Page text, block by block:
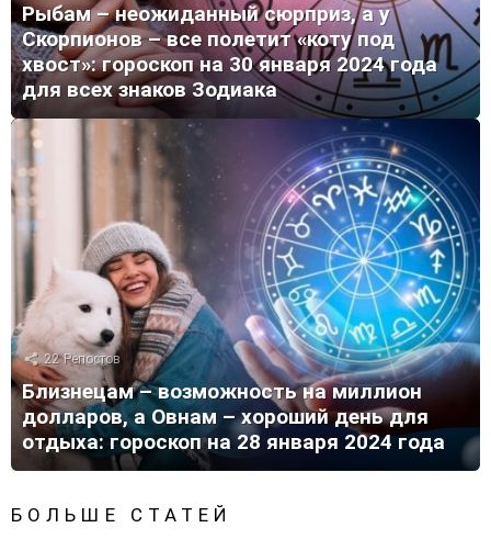
Рыбам – неожиданный сюрприз, а у
Скорпионов – все полетит «коту под
хвост»: гороскоп на 30 января 2024 года
для всех знаков Зодиака
22 Репостов
Близнецам – возможность на миллион
долларов, а Овнам – хороший день для
отдыха: гороскоп на 28 января 2024 года
БОЛЬШЕ СТАТЕЙ